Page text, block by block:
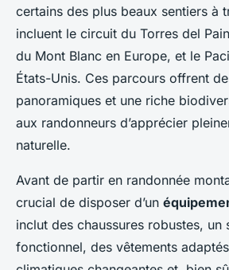
certains des plus beaux sentiers à
incluent le circuit du Torres del
du Mont Blanc en Europe, et le
États-Unis. Ces parcours offrent
panoramiques et une riche
aux randonneurs d’apprécier
naturelle.
Avant de partir en randonnée
crucial de disposer d’un
inclut des chaussures robustes, un
fonctionnel, des vêtements